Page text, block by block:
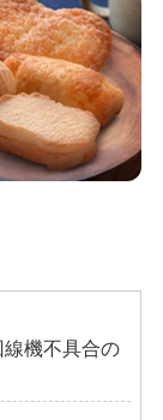
線機不具合の